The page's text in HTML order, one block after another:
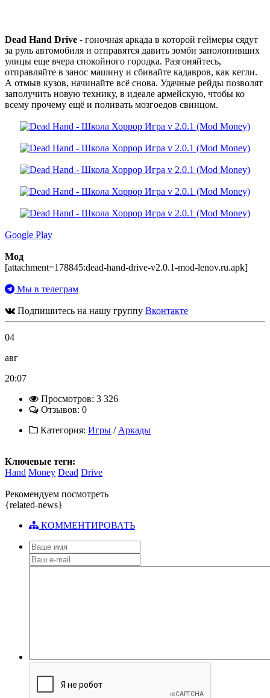
Dead Hand Drive - гоночная аркада в которой геймеры сядут
за руль автомобиля и отправятся давить зомби заполонивших
улицы еще вчера спокойного городка. Разгоняйтесь,
отправляйте в занос машину и сбивайте кадавров, как кегли.
А отмыв кузов, начинайте всё снова. Удачные рейды позволят
заполучить новую технику, в идеале армейскую, чтобы ко
всему прочему ещё и поливать мозгоедов свинцом.
Google Play
Мод
[attachment=178845:dead-hand-drive-v2.0.1-mod-lenov.ru.apk]
Мы в телеграм
Подпишитесь на нашу группу Вконтакте
04
авг
20:07
Просмотров: 3 326
Отзывов: 0
Категория: Игры / Аркады
Ключевые теги:
Hand Money Dead Drive
Рекомендуем посмотреть
{related-news}
КОММЕНТИРОВАТЬ